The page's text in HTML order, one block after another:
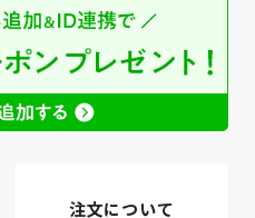
注文について